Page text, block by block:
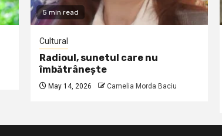
5 min read
Cultural
Radioul, sunetul care nu
îmbătrânește
May 14, 2026 Camelia Morda Baciu